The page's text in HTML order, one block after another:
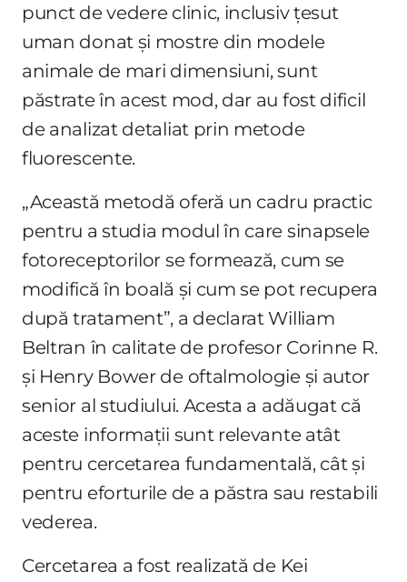
punct de vedere clinic, inclusiv țesut
uman donat și mostre din modele
animale de mari dimensiuni, sunt
păstrate în acest mod, dar au fost dificil
de analizat detaliat prin metode
fluorescente.
„Această metodă oferă un cadru practic
pentru a studia modul în care sinapsele
fotoreceptorilor se formează, cum se
modifică în boală și cum se pot recupera
după tratament”, a declarat William
Beltran în calitate de profesor Corinne R.
și Henry Bower de oftalmologie și autor
senior al studiului. Acesta a adăugat că
aceste informații sunt relevante atât
pentru cercetarea fundamentală, cât și
pentru eforturile de a păstra sau restabili
vederea.
Cercetarea a fost realizată de Kei